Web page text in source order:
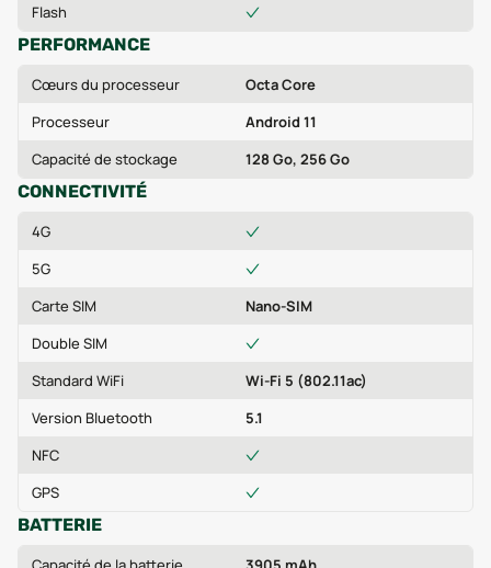
Flash
PERFORMANCE
Cœurs du processeur
Octa Core
Processeur
Android 11
Capacité de stockage
128 Go, 256 Go
CONNECTIVITÉ
4G
5G
Carte SIM
Nano-SIM
Double SIM
Standard WiFi
Wi-Fi 5 (802.11ac)
Version Bluetooth
5.1
NFC
GPS
BATTERIE